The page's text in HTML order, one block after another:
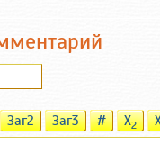
Заг2 Заг3 # X2